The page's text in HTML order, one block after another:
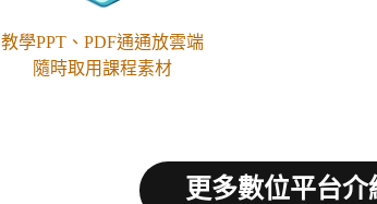
教學PPT、PDF通通放雲端
隨時取用課程素材
更多數位平台介